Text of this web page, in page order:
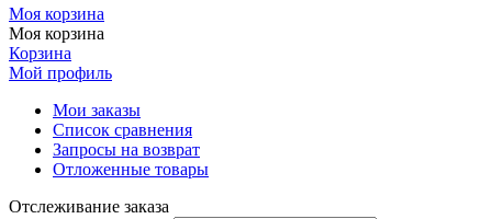
Моя корзина
Моя корзина
Корзина
Мой профиль
Мои заказы
Список сравнения
Запросы на возврат
Отложенные товары
Отслеживание заказа